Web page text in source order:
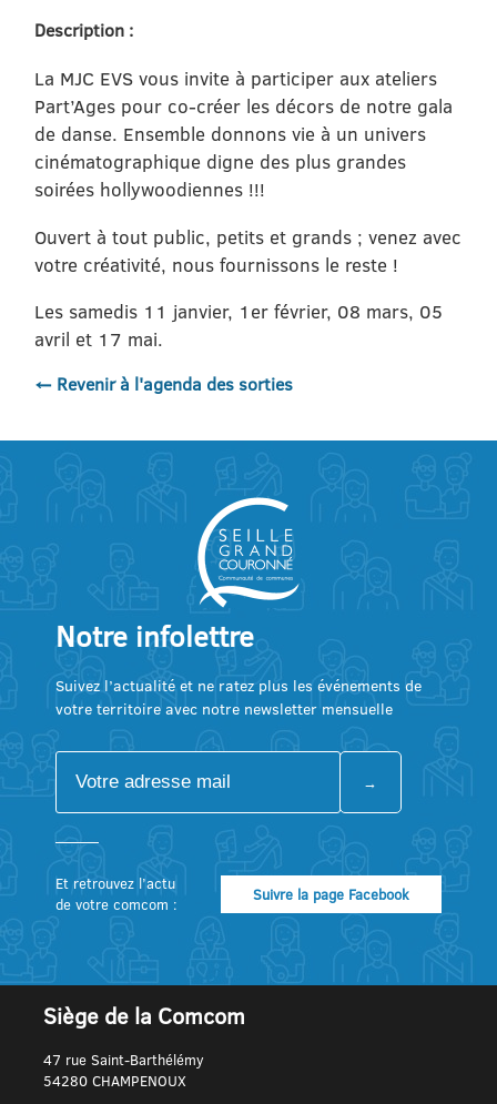
Description :
La MJC EVS vous invite à participer aux ateliers
Part’Ages pour co-créer les décors de notre gala
de danse. Ensemble donnons vie à un univers
cinématographique digne des plus grandes
soirées hollywoodiennes !!!
Ouvert à tout public, petits et grands ; venez avec
votre créativité, nous fournissons le reste !
Les samedis 11 janvier, 1er février, 08 mars, 05
avril et 17 mai.
← Revenir à l'agenda des sorties
Notre infolettre
Suivez l’actualité et ne ratez plus les événements de
votre territoire avec notre newsletter mensuelle
Et retrouvez l’actu
de votre comcom :
Suivre la page Facebook
Siège de la Comcom
47 rue Saint-Barthélémy
54280 CHAMPENOUX